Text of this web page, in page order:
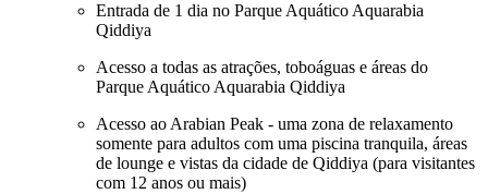
Entrada de 1 dia no Parque Aquático Aquarabia
Qiddiya
Acesso a todas as atrações, toboáguas e áreas do
Parque Aquático Aquarabia Qiddiya
Acesso ao Arabian Peak - uma zona de relaxamento
somente para adultos com uma piscina tranquila, áreas
de lounge e vistas da cidade de Qiddiya (para visitantes
com 12 anos ou mais)